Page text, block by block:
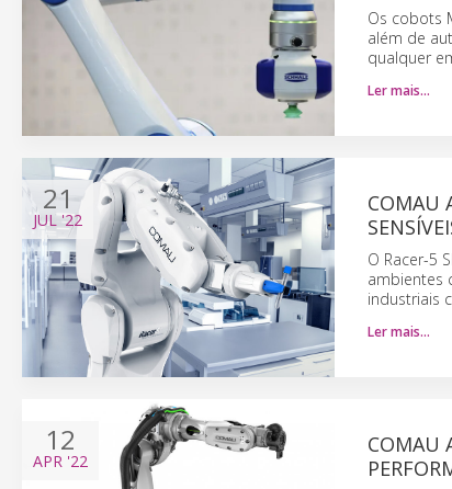
Os cobots
além de
qualquer
Ler mais…
21
JUL'22
COMAU
O Racer-5
ambientes
industriais
Ler mais…
12
APR '22
COMAU